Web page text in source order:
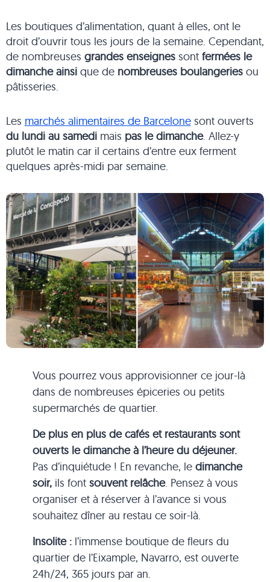
Les boutiques d’alimentation, quant à elles, ont le
droit d’ouvrir tous les jours de la semaine. Cependant,
de nombreuses grandes enseignes sont fermées le
dimanche ainsi que de nombreuses boulangeriesou
pâtisseries.
Les marchés alimentaires de Barcelonesont ouverts
du lundi au samedi mais pas le dimanche. Allez-y
plutôt le matin car il certains d’entre eux ferment
quelques après-midi par semaine.
Vous pourrez vous approvisionner ce jour-là
dans de nombreuses épiceries ou petits
supermarchés de quartier.
De plus en plus de cafés et restaurants sont
ouverts le dimanche à l’heure du déjeuner.
Pas d’inquiétude ! En revanche, ledimanche
soir, ils fontsouvent relâche. Pensez à vous
organiser et à réserver à l’avance si vous
souhaitez dîner au restau ce soir-là.
Insolite : l’immense boutique de fleurs du
quartier de l’Eixample, Navarro, est ouverte
24h/24, 365 jours par an.